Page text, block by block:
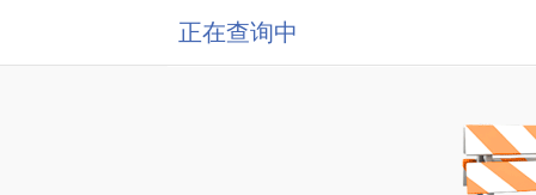
正在查询中